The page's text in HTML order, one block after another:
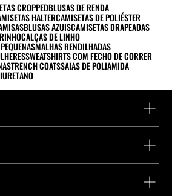
CROPPEDBLUSAS DE RENDA
HALTERCAMISETAS DE POLIÉSTER
BLUSAS AZUISCAMISETAS DRAPEADAS
CALÇAS DE LINHO
MALHAS RENDILHADAS
SWEATSHIRTS COM FECHO DE CORRER
TRENCH COATSSAIAS DE POLIAMIDA